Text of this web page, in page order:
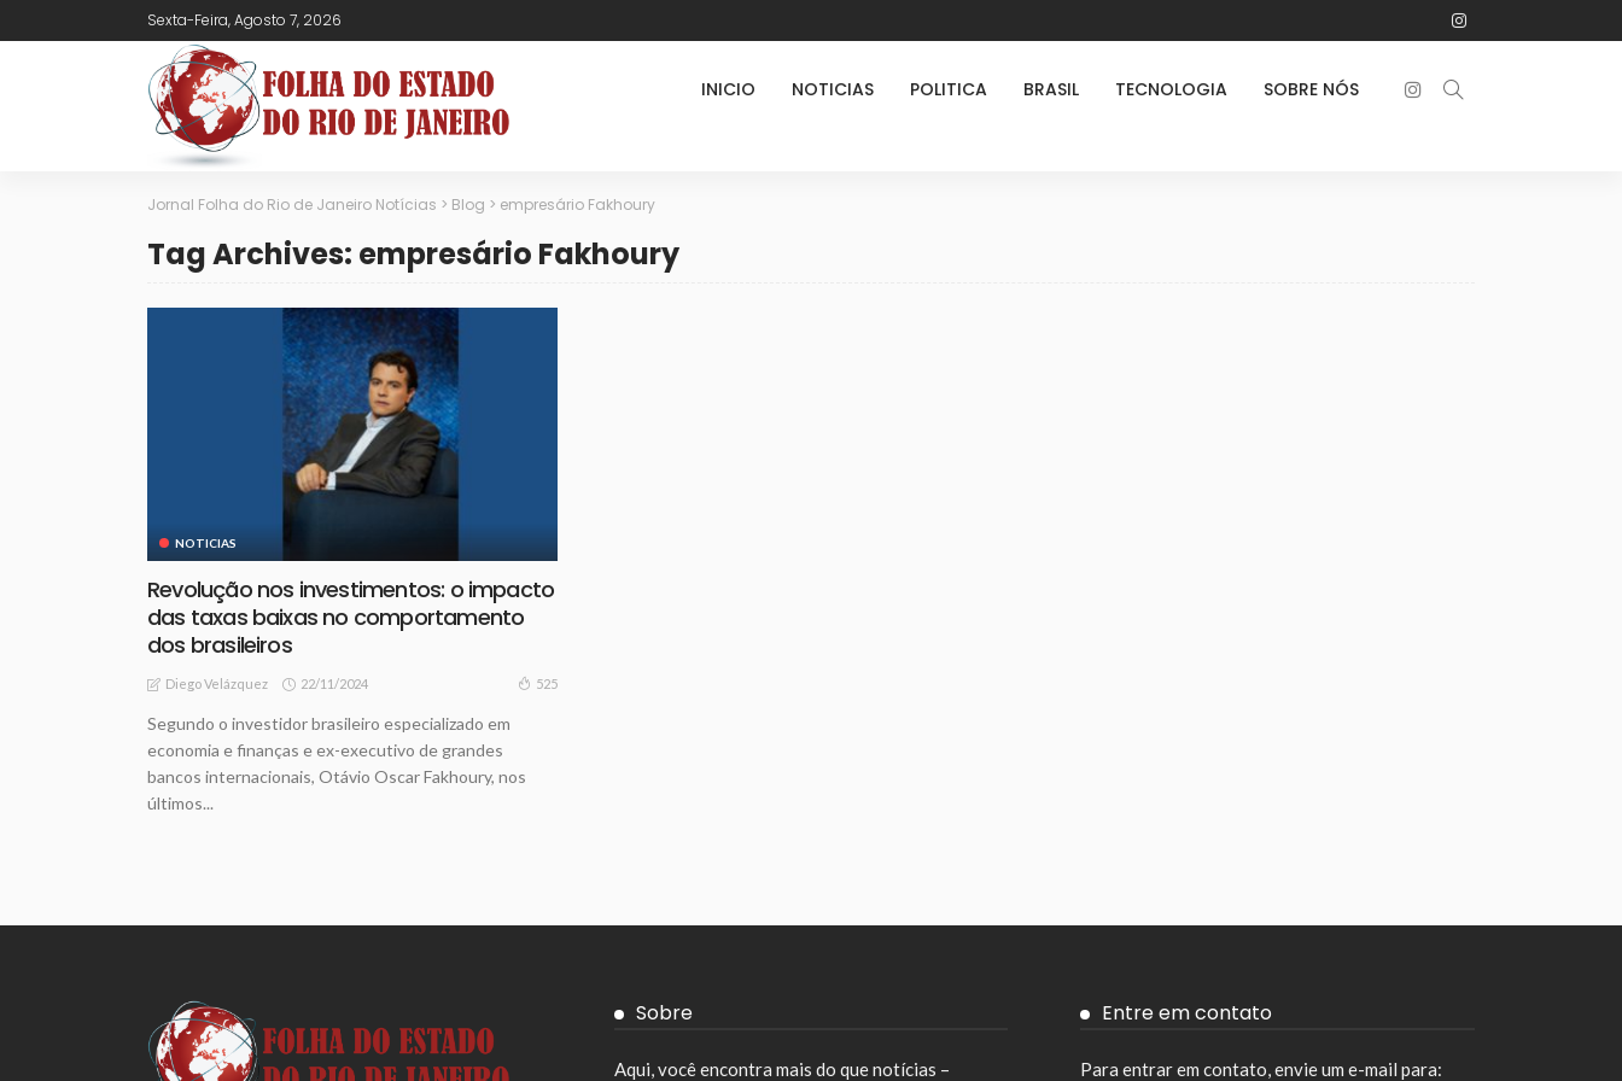
Sexta-Feira, Agosto 7, 2026
INICIO NOTICIAS POLITICA BRASIL TECNOLOGIA SOBRE NÓS
Jornal Folha do Rio de Janeiro Notícias > Blog > empresário Fakhoury
Tag Archives: empresário Fakhoury
NOTICIAS
Revolução nos investimentos: o impacto
das taxas baixas no comportamento
dos brasileiros
Diego Velázquez 22/11/2024 525
Segundo o investidor brasileiro especializado em
economia e finanças e ex-executivo de grandes
bancos internacionais, Otávio Oscar Fakhoury, nos
últimos...
Sobre
Aqui, você encontra mais do que notícias –
Entre em contato
Para entrar em contato, envie um e-mail para: